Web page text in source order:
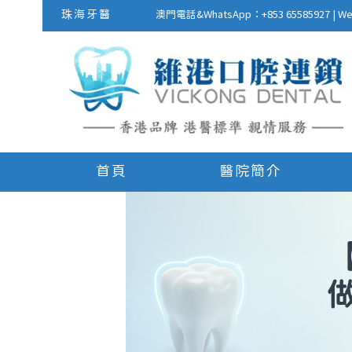
珠海牙醫 澳門電話&WhatsApp：+853 65585927 |
首頁 醫院簡介